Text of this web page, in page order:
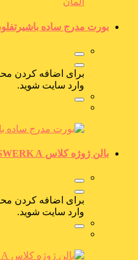
بورت مدرج ساده
برای اضافه کردن
وارد سایت شوید.
بالن ژوژه کلاس GLASWERK A
برای اضافه کردن
وارد سایت شوید.